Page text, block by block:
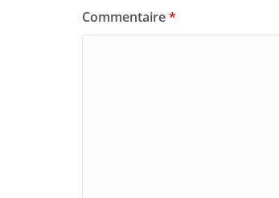
Commentaire*